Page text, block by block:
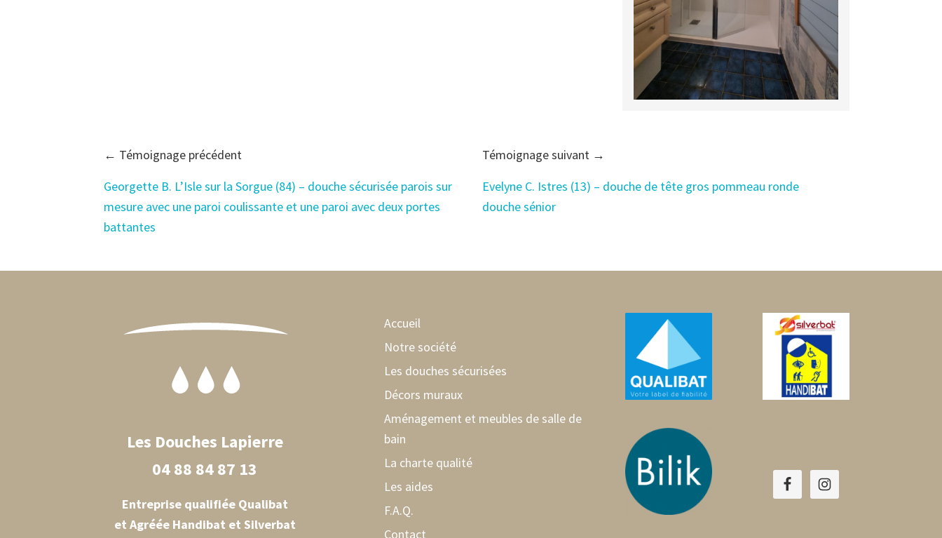
← Témoignage précédent
Georgette B. L’Isle sur la Sorgue (84) – douche sécurisée parois sur
mesure avec une paroi coulissante et une paroi avec deux portes
battantes
Témoignage suivant →
Evelyne C. Istres (13) – douche de tête gros pommeau ronde
douche sénior
Les Douches Lapierre
04 88 84 87 13
Entreprise qualifiée Qualibat
et Agréée Handibat et Silverbat
Accueil
Notre société
Les douches sécurisées
Décors muraux
Aménagement et meubles de salle de
bain
La charte qualité
Les aides
F.A.Q.
Contact